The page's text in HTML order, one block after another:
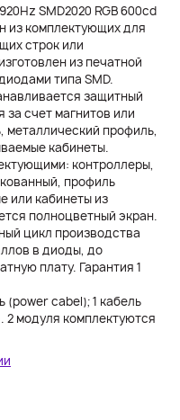
SMD2020 RGB 600cd
из комплектующих для
строк или
из печатной
типа SMD.
защитный
за счет магнитов или
металлический профиль,
кабинеты.
контроллеры,
профиль
или кабинеты из
полноцветный экран.
цикл производства
в диоды, до
плату. Гарантия 1
(power cabel); 1 кабель
модуля комплектуются